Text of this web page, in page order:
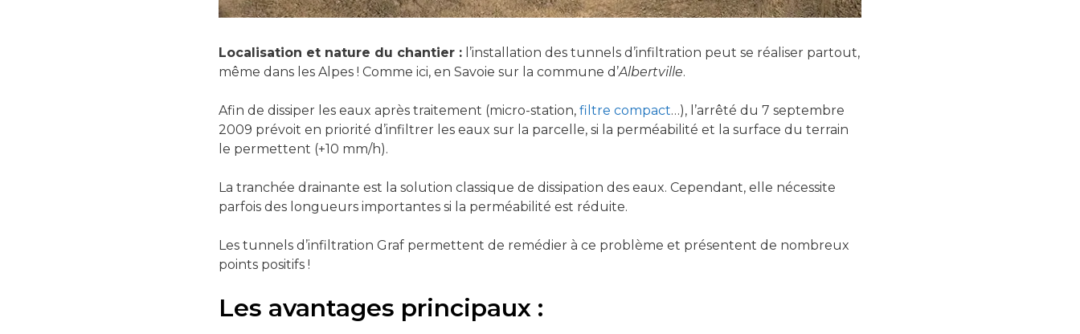
Localisation et nature du chantier : l’installation des tunnels d’infiltration peut se réaliser partout,
même dans les Alpes ! Comme ici, en Savoie sur la commune d’Albertville.
Afin de dissiper les eaux après traitement (micro-station, filtre compact…), l’arrêté du 7 septembre
2009 prévoit en priorité d’infiltrer les eaux sur la parcelle, si la perméabilité et la surface du terrain
le permettent (+10 mm/h).
La tranchée drainante est la solution classique de dissipation des eaux. Cependant, elle nécessite
parfois des longueurs importantes si la perméabilité est réduite.
Les tunnels d’infiltration Graf permettent de remédier à ce problème et présentent de nombreux
points positifs !
Les avantages principaux :